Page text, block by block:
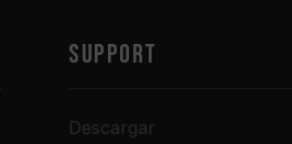
SUPPORT
Descargar